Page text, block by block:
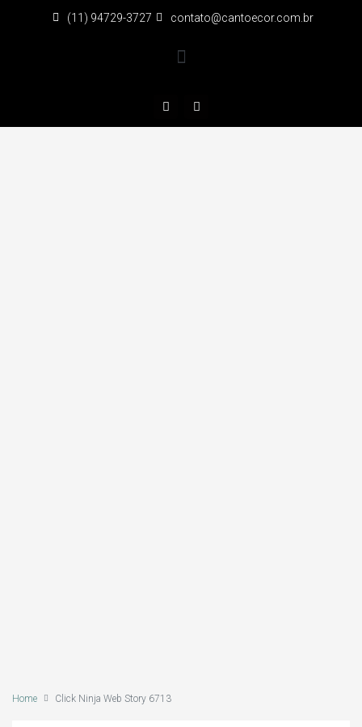
(11) 94729-3727 contato@cantoecor.com.br
Home Click Ninja Web Story 6713